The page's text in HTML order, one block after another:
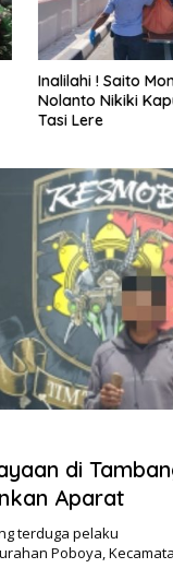
Pemkot Palu
Penerima
di
Aparat
terduga pelaku
Poboya,